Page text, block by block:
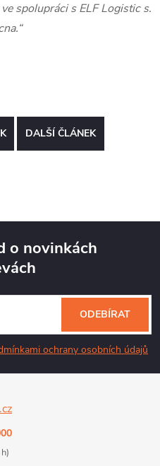
spolupráci s ELF Logistic s.
DALŠÍ ČLÁNEK
o novinkách
ochrany osobních údajů
ODEBÍRAT